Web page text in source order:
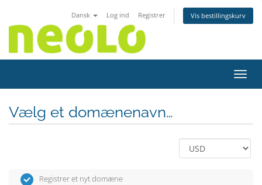
Dansk Log ind Registrer Vis bestillingskurv
Skift
Vælg et domænenavn…
Registrer et nyt domæne